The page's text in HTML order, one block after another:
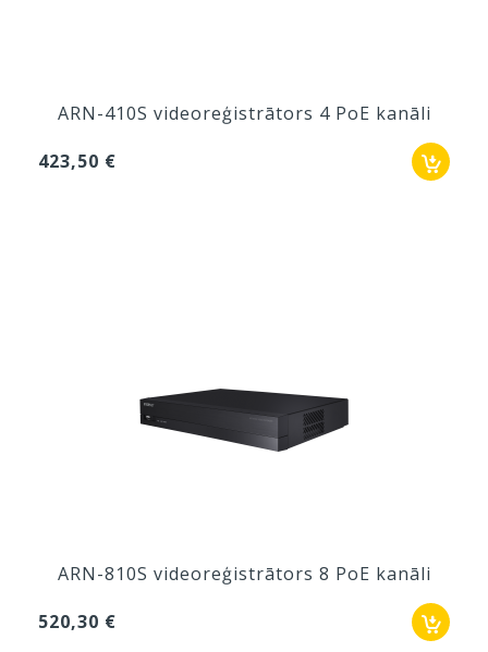
ARN-410S videoreģistrātors 4 PoE kanāli
423,50 €
ARN-810S videoreģistrātors 8 PoE kanāli
520,30 €